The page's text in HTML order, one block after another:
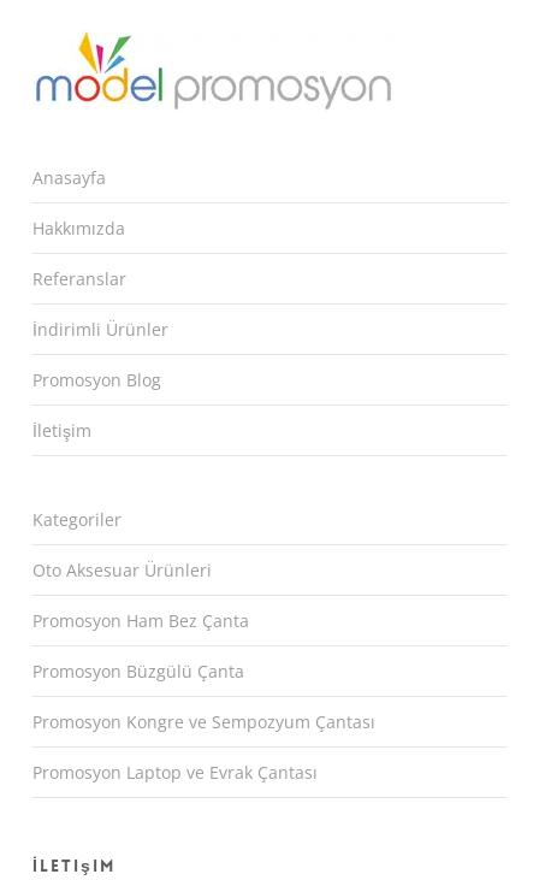
Anasayfa
Hakkımızda
Referanslar
İndirimli Ürünler
Promosyon Blog
İletişim
Kategoriler
Oto Aksesuar Ürünleri
Promosyon Ham Bez Çanta
Promosyon Büzgülü Çanta
Promosyon Kongre ve Sempozyum Çantası
Promosyon Laptop ve Evrak Çantası
İletişim